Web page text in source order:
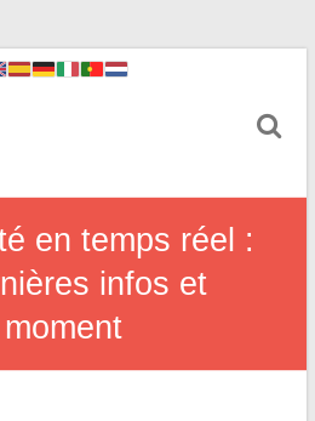
en temps réel :
infos et